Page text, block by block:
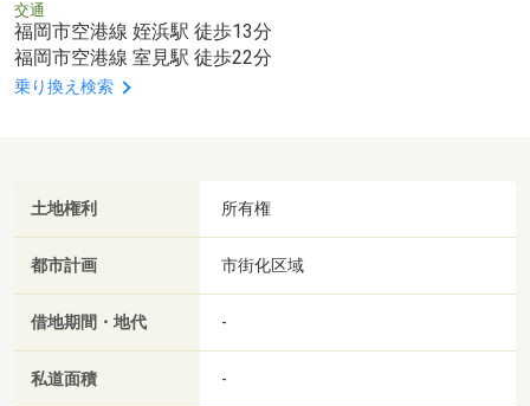
交通
福岡市空港線 姪浜駅 徒歩13分
福岡市空港線 室見駅 徒歩22分
乗り換え検索
土地権利 所有権
都市計画 市街化区域
借地期間・地代 -
私道面積 -